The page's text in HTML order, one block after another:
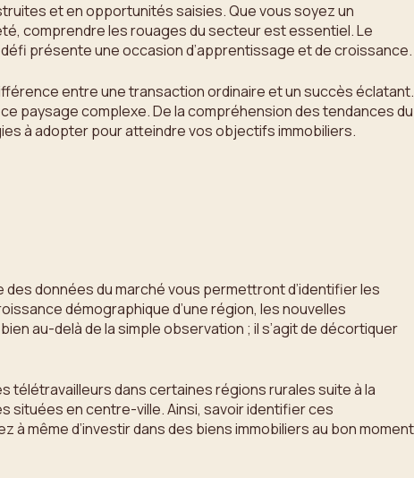
et en opportunités saisies. Que vous soyez un
comprendre les rouages du secteur est essentiel. Le
présente une occasion d’apprentissage et de croissance.
entre une transaction ordinaire et un succès éclatant.
paysage complexe. De la compréhension des tendances du
à adopter pour atteindre vos objectifs immobiliers.
des données du marché vous permettront d’identifier les
démographique d’une région, les nouvelles
au-delà de la simple observation ; il s’agit de décortiquer
dans certaines régions rurales suite à la
situées en centre-ville. Ainsi, savoir identifier ces
même d’investir dans des biens immobiliers au bon moment